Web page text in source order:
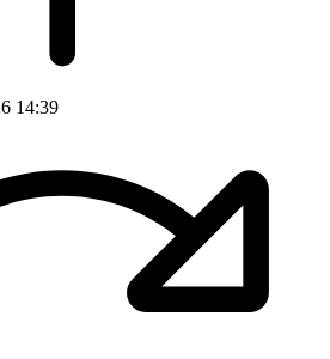
14:39